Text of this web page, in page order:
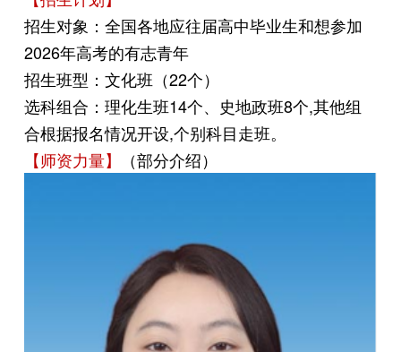
招生对象：全国各地应往届高中毕业生和想参加
2026年高考的有志青年
招生班型：文化班（22个）
选科组合：理化生班14个、史地政班8个,其他组
合根据报名情况开设,个别科目走班。
【师资力量】
（部分介绍）